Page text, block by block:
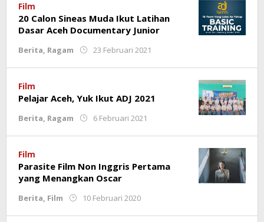
Film
20 Calon Sineas Muda Ikut Latihan
Dasar Aceh Documentary Junior
Berita, Ragam 23 Februari 2021
Film
Pelajar Aceh, Yuk Ikut ADJ 2021
Berita, Ragam 6 Februari 2021
Trisnamal
Film
Parasite Film Non Inggris Pertama
yang Menangkan Oscar
Berita, Film 10 Februari 2020